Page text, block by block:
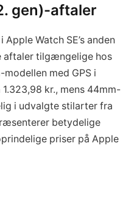
gen)-aftaler
Watch SE’s anden
aftaler tilgængelige hos
med GPS i
kr., mens 44mm-
i udvalgte stilarter fra
betydelige
priser på Apple